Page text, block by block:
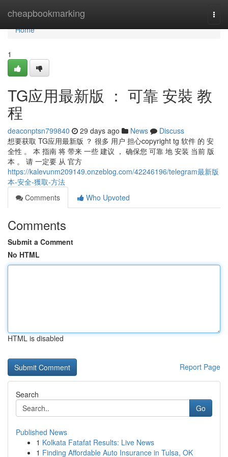
cheapbookmarking
Home
Home
1
TG应用最新版 ： 可靠 安裝 教
程
deaconptsn799840 29 days ago News
Discuss
想要获取 TG应用最新版 ？ 很多 用户 担心copyright tg 软件 的 安
全性 。 本 指南 将 带来 一些 建议 ， 确保您 可靠 地 安装 当前 版
本 。 请 一定要 从 官方
https://kalevunm209149.onzeblog.com/42246196/telegram最新版
本-安全-獲取-方法
Comments
Who Upvoted
Comments
Submit a Comment
No HTML
HTML is disabled
Report Page
Search
Go
Published News
1 Kolkata Fatafat Results: Live News
1 Finding Affordable Auto Insurance in Tulsa, OK